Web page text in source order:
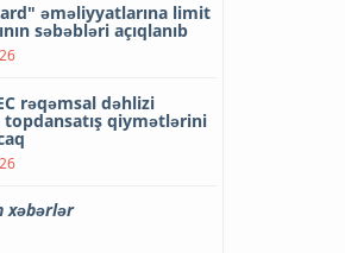
əməliyyatlarına limit
səbəbləri açıqlanıb
rəqəmsal dəhlizi
qiymətlərini
xəbərlər